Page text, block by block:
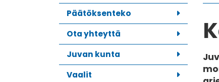
Päätöksenteko
Ota yhteyttä
Juvan kunta
Vaalit